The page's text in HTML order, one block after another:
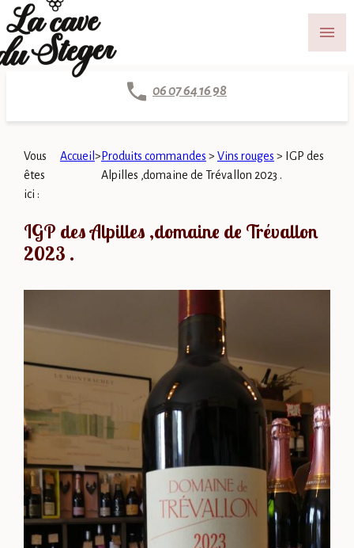
menu
06 07 64 16 98
Vous
êtes
ici :
Accueil > Produits commandes > Vins rouges > IGP des
Alpilles ,domaine de Trévallon 2023 .
IGP des Alpilles ,domaine de Trévallon
2023 .
Panneau de gestion des cookies